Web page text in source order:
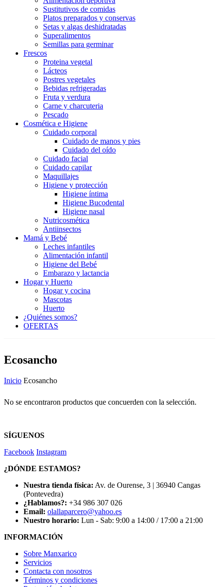
Sustitutivos de comidas
Platos preparados y conservas
Setas y algas deshidratadas
Superalimentos
Semillas para germinar
Frescos
Proteina vegetal
Lácteos
Postres vegetales
Bebidas refrigeradas
Fruta y verdura
Carne y charcuteria
Pescado
Cosmética e Higiene
Cuidado corporal
Cuidado de manos y pies
Cuidado del oído
Cuidado facial
Cuidado capilar
Maquillajes
Higiene y protección
Higiene íntima
Higiene Bucodental
Higiene nasal
Nutricosmética
Antiinsectos
Mamá y Bebé
Leches infantiles
Alimentación infantil
Higiene del Bebé
Embarazo y lactancia
Hogar y Huerto
Hogar y cocina
Mascotas
Huerto
¿Quiénes somos?
OFERTAS
Ecosancho
Inicio Ecosancho
No se encontraron productos que concuerden con la selección.
SÍGUENOS
Facebook Instagram
¿DÓNDE ESTAMOS?
Nuestra tienda física: Av. de Ourense, 3 | 36940 Cangas
(Pontevedra)
¿Hablamos?: +34 986 307 026
Email: olallaparcero@yahoo.es
Nuestro horario: Lun - Sab: 9:00 a 14:00 / 17:00 a 21:00
INFORMACIÓN
Sobre Manxarico
Servicios
Contacta con nosotros
Términos y condiciones